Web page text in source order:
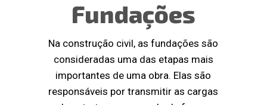
Fundações
Na construção civil, as fundações são
consideradas uma das etapas mais
importantes de uma obra. Elas são
responsáveis por transmitir as cargas